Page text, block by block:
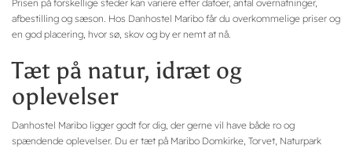
Prisen på forskellige steder kan variere efter datoer, antal overnatninger,
afbestilling og sæson. Hos Danhostel Maribo får du overkommelige priser og
en god placering, hvor sø, skov og by er nemt at nå.
Tæt på natur, idræt og
oplevelser
Danhostel Maribo ligger godt for dig, der gerne vil have både ro og
spændende oplevelser. Du er tæt på Maribo Domkirke, Torvet, Naturpark